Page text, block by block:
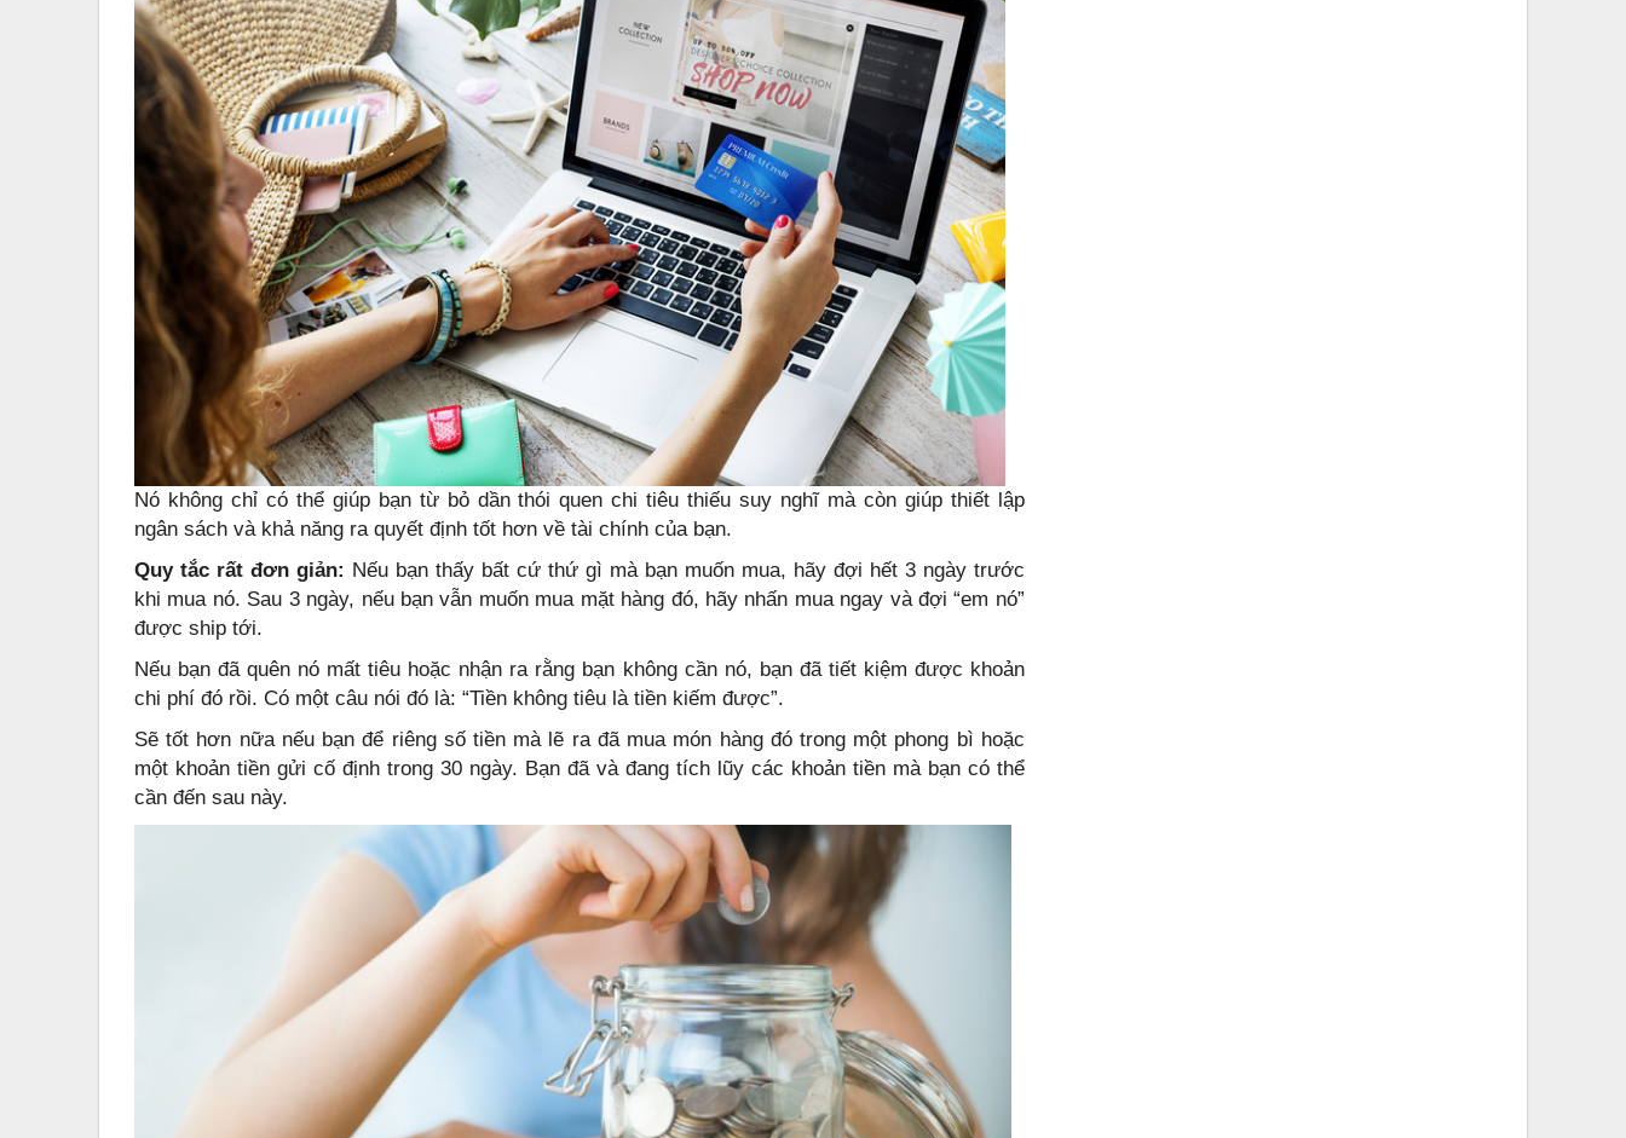
Nó không chỉ có thể giúp bạn từ bỏ dần thói quen chi tiêu thiếu suy nghĩ mà còn giúp thiết lập
ngân sách và khả năng ra quyết định tốt hơn về tài chính của bạn.
Quy tắc rất đơn giản: Nếu bạn thấy bất cứ thứ gì mà bạn muốn mua, hãy đợi hết 3 ngày trước
khi mua nó. Sau 3 ngày, nếu bạn vẫn muốn mua mặt hàng đó, hãy nhấn mua ngay và đợi “em nó”
được ship tới.
Nếu bạn đã quên nó mất tiêu hoặc nhận ra rằng bạn không cần nó, bạn đã tiết kiệm được khoản
chi phí đó rồi. Có một câu nói đó là: “Tiền không tiêu là tiền kiếm được”.
Sẽ tốt hơn nữa nếu bạn để riêng số tiền mà lẽ ra đã mua món hàng đó trong một phong bì hoặc
một khoản tiền gửi cố định trong 30 ngày. Bạn đã và đang tích lũy các khoản tiền mà bạn có thể
cần đến sau này.